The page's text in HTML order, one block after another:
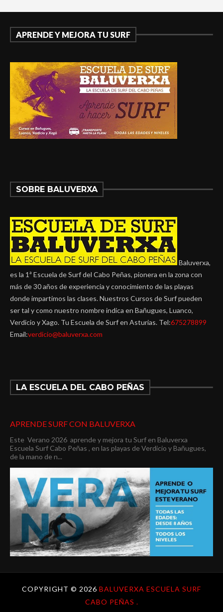
APRENDE Y MEJORA TU SURF
SOBRE BALUVERXA
Baluverxa,
es la 1ª Escuela de Surf del Cabo Peñas, pionera en la zona con
más de 30 años de experiencia y conocimiento de las playas
donde impartimos las clases. Nuestros Cursos de Surf pueden
ser tal y como nuestro nombre indica en Bañugues, Luanco,
Verdicio y Xago. Tu Escuela de Surf en Asturias. Tel:675278899
Email:verdicio@baluverxa.com
LA ESCUELA DEL CABO PEÑAS
APRENDE SURF CON BALUVERXA
Este Verano 2026 aprende y mejora tu Surf en Baluverxa
Escuela Surf Cabo Peñas , en las playas de Verdicio y Bañugues,
de la mano de n...
COPYRIGHT © 2026 BALUVERXA ESCUELA SURF
CABO PEÑAS .